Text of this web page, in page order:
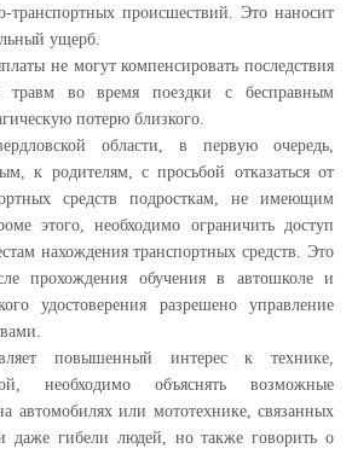
транспортных происшествий. Это наносит
ущерб.
не могут компенсировать последствия
травм во время поездки с бесправным
потерю близкого.
области, в первую очередь,
к родителям, с просьбой отказаться от
средств подросткам, не имеющим
этого, необходимо ограничить доступ
нахождения транспортных средств. Это
прохождения обучения в автошколе и
удостоверения разрешено управление
повышенный интерес к технике,
необходимо объяснять возможные
автомобилях или мототехнике, связанных
даже гибели людей, но также говорить о